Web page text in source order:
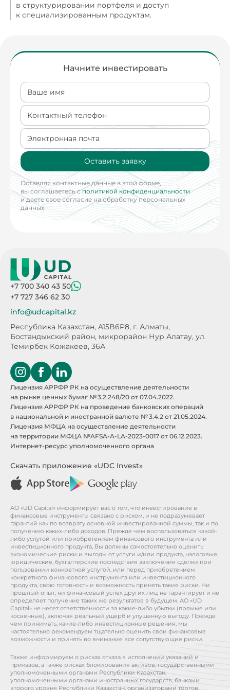
в структурировании портфеля и доступ
к специализированным продуктам.
Начните инвестировать
Ваше имя
Контактный телефон
Электронная почта
Оставить заявку
Оставляя контактные данные в этой форме,
вы соглашаетесь сполитикой конфиденциальности
и даете свое согласие на обработку персональных
данных.
+7 700 340 43 50
+7 727 346 62 30
info@udcapital.kz
Республика Казахстан, A15B6P8, г. Алматы,
Бостандыкский район, микрорайон Нур Алатау, ул.
Темирбек Кожакеев, 36А
Лицензия АРРФР РК на осуществление деятельности
на рынке ценных бумаг № 3.2.248/20 от 07.04.2022.
Лицензия АРРФР РК на проведение банковских операций
в национальной и иностранной валюте № 3.4.2 от 21.05.2024.
Лицензия МФЦА на осуществление деятельности
на территории МФЦА №AFSA-A-LA-2023-0017 от 06.12.2023.
Интернет-ресурс уполномоченного органа
Скачать приложение «UDC Invest»
АО «UD Capital» информирует вас о том, что инвестирование в
финансовые инструменты связано с риском, и не подразумевает
гарантий как по возврату основной инвестированной суммы, так и по
получению каких-либо доходов. Прежде чем воспользоваться какой-
либо услугой или приобретением финансового инструмента или
инвестиционного продукта, Вы должны самостоятельно оценить
экономические риски и выгоды от услуги и/или продукта, налоговые,
юридические, бухгалтерские последствия заключения сделки при
пользовании конкретной услугой, или перед приобретением
конкретного финансового инструмента или инвестиционного
продукта, свою готовность и возможность принять такие риски. Ни
прошлый опыт, ни финансовый успех других лиц не гарантирует и не
определяет получение таких же результатов в будущем. АО «UD
Capital» не несет ответственности за какие-либо убытки (прямые или
косвенные), включая реальный ущерб и упущенную выгоду. Прежде
чем принимать, какие-либо инвестиционные решения, мы
настоятельно рекомендуем тщательно оценить свои финансовые
возможности и принять во внимание все сопутствующие риски.
Также информируем о рисках отказа в исполнении указаний и
приказов, а также рисках блокирования активов, государственными
уполномоченными органами Республики Казахстан,
уполномоченными органами иностранных государств, банками
второго уровня Республики Казахстан, организаторами торгов,